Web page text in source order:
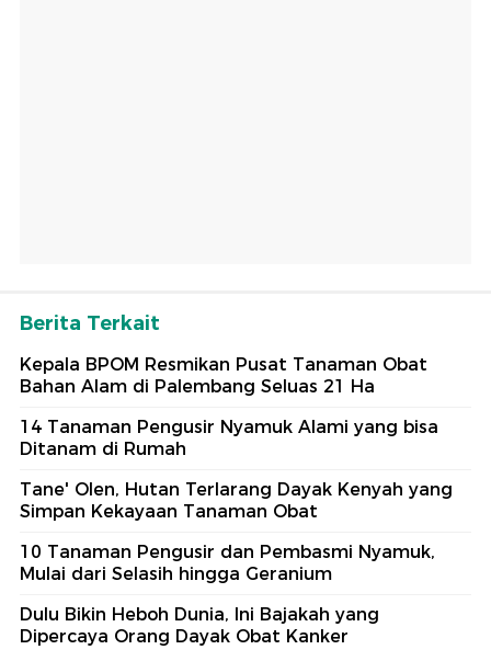
Berita Terkait
Kepala BPOM Resmikan Pusat Tanaman Obat
Bahan Alam di Palembang Seluas 21 Ha
14 Tanaman Pengusir Nyamuk Alami yang bisa
Ditanam di Rumah
Tane' Olen, Hutan Terlarang Dayak Kenyah yang
Simpan Kekayaan Tanaman Obat
10 Tanaman Pengusir dan Pembasmi Nyamuk,
Mulai dari Selasih hingga Geranium
Dulu Bikin Heboh Dunia, Ini Bajakah yang
Dipercaya Orang Dayak Obat Kanker